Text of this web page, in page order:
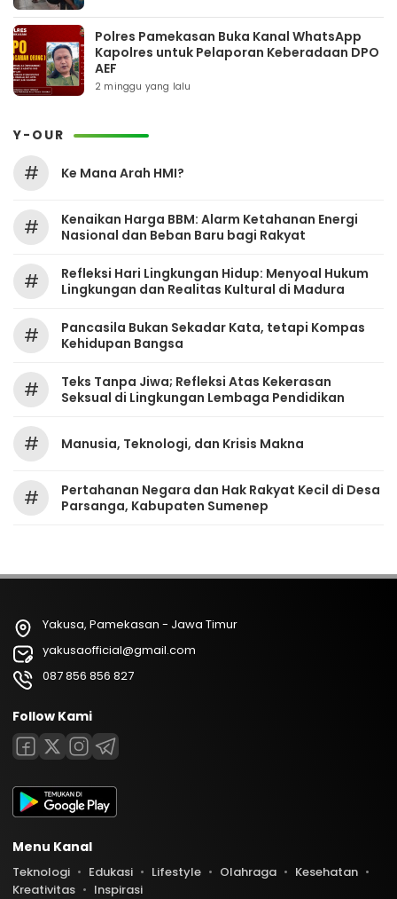
Polres Pamekasan Buka Kanal WhatsApp
Kapolres untuk Pelaporan Keberadaan DPO
AEF
2 minggu yang lalu
Y-OUR
# Ke Mana Arah HMI?
#
Kenaikan Harga BBM: Alarm Ketahanan Energi
Nasional dan Beban Baru bagi Rakyat
#
Refleksi Hari Lingkungan Hidup: Menyoal Hukum
Lingkungan dan Realitas Kultural di Madura
#
Pancasila Bukan Sekadar Kata, tetapi Kompas
Kehidupan Bangsa
#
Teks Tanpa Jiwa; Refleksi Atas Kekerasan
Seksual di Lingkungan Lembaga Pendidikan
# Manusia, Teknologi, dan Krisis Makna
#
Pertahanan Negara dan Hak Rakyat Kecil di Desa
Parsanga, Kabupaten Sumenep
Yakusa, Pamekasan - Jawa Timur
yakusaofficial@gmail.com
087 856 856 827
Follow Kami
Menu Kanal
Teknologi Edukasi Lifestyle Olahraga
Kesehatan
Kreativitas
Inspirasi